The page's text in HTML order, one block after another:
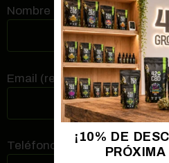
Nombre (requerido)
Email (requerido)
Teléfono de contacto
¡10% DE